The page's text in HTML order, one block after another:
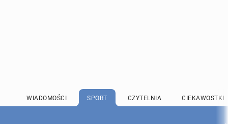
WIADOMOŚCI SPORT CZYTELNIA CIEKAWOSTKI